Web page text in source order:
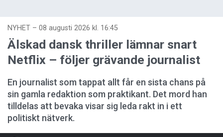
NYHET – 08 augusti 2026 kl. 16:45
Älskad dansk thriller lämnar snart
Netflix – följer grävande journalist
En journalist som tappat allt får en sista chans på
sin gamla redaktion som praktikant. Det mord han
tilldelas att bevaka visar sig leda rakt in i ett
politiskt nätverk.